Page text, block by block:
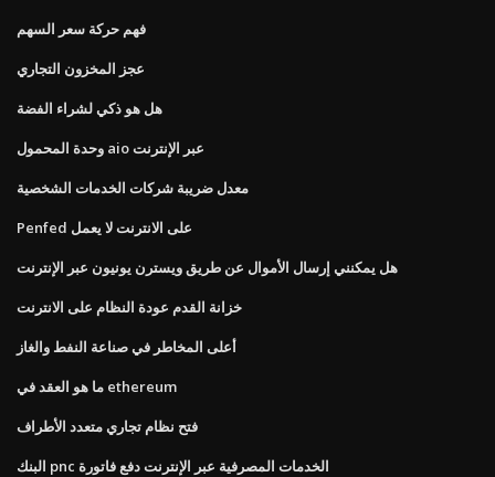
فهم حركة سعر السهم
عجز المخزون التجاري
هل هو ذكي لشراء الفضة
وحدة المحمول aio عبر الإنترنت
معدل ضريبة شركات الخدمات الشخصية
Penfed على الانترنت لا يعمل
هل يمكنني إرسال الأموال عن طريق ويسترن يونيون عبر الإنترنت
خزانة القدم عودة النظام على الانترنت
أعلى المخاطر في صناعة النفط والغاز
ما هو العقد في ethereum
فتح نظام تجاري متعدد الأطراف
البنك pnc الخدمات المصرفية عبر الإنترنت دفع فاتورة